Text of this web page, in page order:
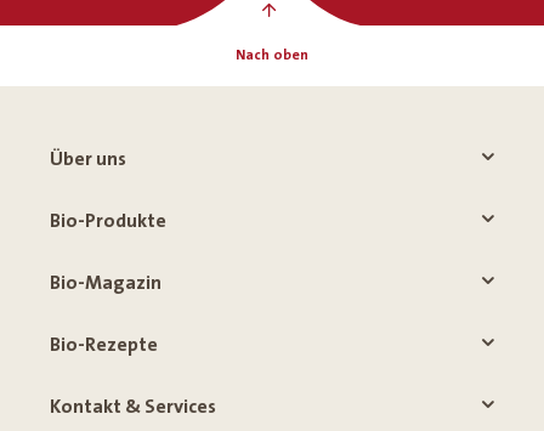
Nach oben
Über uns
Bio-Produkte
Bio-Magazin
Bio-Rezepte
Kontakt & Services